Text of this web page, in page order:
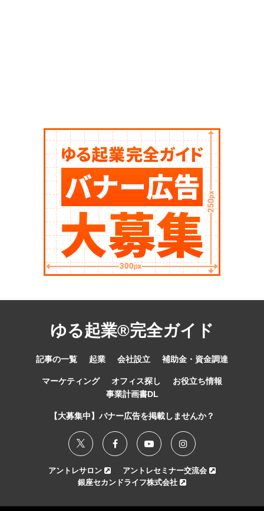
ゆる起業®完全ガイド
記事の一覧 起業 会社設立 補助金・資金調達
マーケティング オフィス探し
お役立ち情報
事業計画書DL
【大募集中】バナー広告を掲載しませんか？
アントレサロン
アントレセミナー交流会
銀座セカンドライフ株式会社